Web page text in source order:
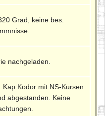
Grad, keine bes.
nachgeladen.
Kap Kodor mit NS-Kursen
abgestanden. Keine